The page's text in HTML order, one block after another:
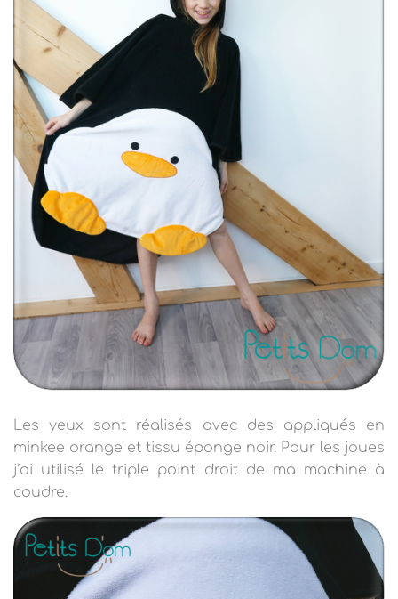
Les yeux sont réalisés avec des appliqués en
minkee orange et tissu éponge noir. Pour les joues
j’ai utilisé le triple point droit de ma machine à
coudre.